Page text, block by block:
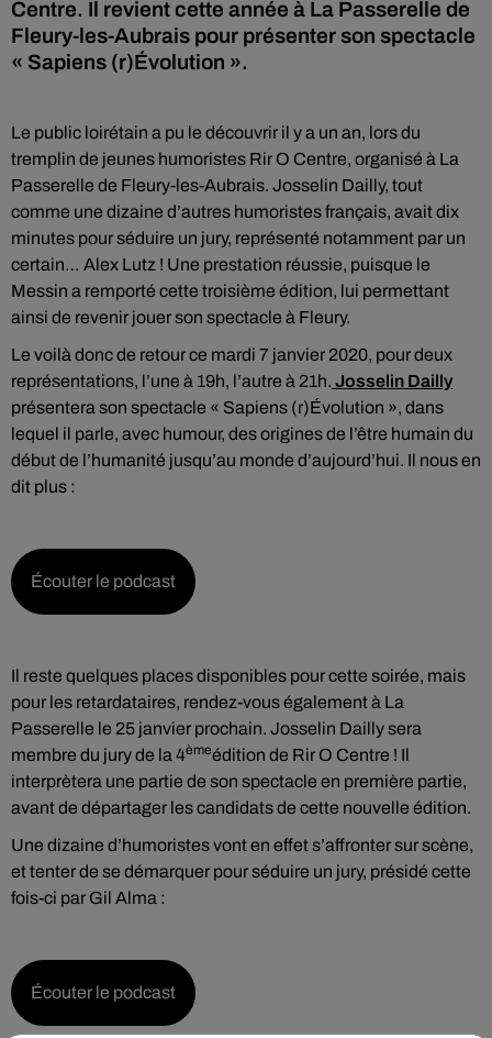
Centre. Il revient cette année à La Passerelle de
Fleury-les-Aubrais pour présenter son spectacle
« Sapiens (r)Évolution ».
Le public loirétain a pu le découvrir il y a un an, lors du
tremplin de jeunes humoristes Rir O Centre, organisé à La
Passerelle de Fleury-les-Aubrais. Josselin Dailly, tout
comme une dizaine d’autres humoristes français, avait dix
minutes pour séduire un jury, représenté notamment par un
certain… Alex Lutz ! Une prestation réussie, puisque le
Messin a remporté cette troisième édition, lui permettant
ainsi de revenir jouer son spectacle à Fleury.
Le voilà donc de retour ce mardi 7 janvier 2020, pour deux
représentations, l’une à 19h, l’autre à 21h. Josselin Dailly
présentera son spectacle « Sapiens (r)Évolution », dans
lequel il parle, avec humour, des origines de l’être humain du
début de l’humanité jusqu’au monde d’aujourd’hui. Il nous en
dit plus :
Écouter le podcast
Il reste quelques places disponibles pour cette soirée, mais
pour les retardataires, rendez-vous également à La
Passerelle le 25 janvier prochain. Josselin Dailly sera
membre du jury de la 4èmeédition de Rir O Centre ! Il
interprètera une partie de son spectacle en première partie,
avant de départager les candidats de cette nouvelle édition.
Une dizaine d’humoristes vont en effet s’affronter sur scène,
et tenter de se démarquer pour séduire un jury, présidé cette
fois-ci par Gil Alma :
Écouter le podcast